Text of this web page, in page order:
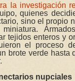
la investigación
quienes
sino el propio
tejidos enteros y
el proceso
brote verde hasta
nupciales